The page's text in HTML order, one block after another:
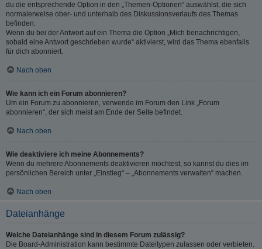
du die entsprechende Option in den „Themen-Optionen“ auswählst, die sich
normalerweise ober- und unterhalb des Diskussionsverlaufs des Themas
befinden.
Wenn du bei der Antwort auf ein Thema die Option „Mich benachrichtigen,
sobald eine Antwort geschrieben wurde“ aktivierst, wird das Thema ebenfalls
für dich abonniert.
Nach oben
Wie kann ich ein Forum abonnieren?
Um ein Forum zu abonnieren, verwende im Forum den Link „Forum
abonnieren“, der sich meist am Ende der Seite befindet.
Nach oben
Wie deaktiviere ich meine Abonnements?
Wenn du mehrere Abonnements deaktivieren möchtest, so kannst du dies im
persönlichen Bereich unter „Einstieg“ – „Abonnements verwalten“ machen.
Nach oben
Dateianhänge
Welche Dateianhänge sind in diesem Forum zulässig?
Die Board-Administration kann bestimmte Dateitypen zulassen oder verbieten.